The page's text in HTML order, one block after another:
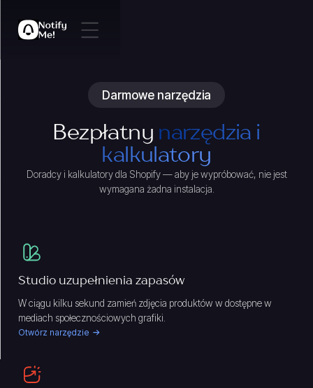
Darmowe narzędzia
Bezpłatny narzędzia i
kalkulatory
Doradcy i kalkulatory dla Shopify — aby je wypróbować, nie jest
wymagana żadna instalacja.
Studio uzupełnienia zapasów
W ciągu kilku sekund zamień zdjęcia produktów w dostępne w
mediach społecznościowych grafiki.
Otwórz narzędzie